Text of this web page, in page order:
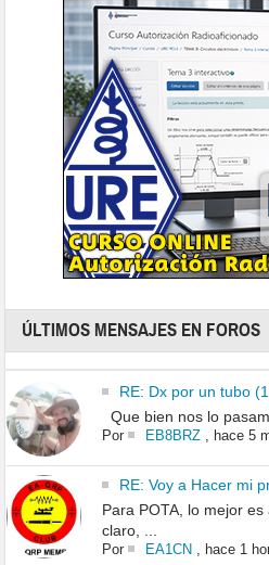
ÚLTIMOS MENSAJES EN FOROS
RE: Dx por un tubo
Que bien nos lo
Por EB8BRZ, hace 5
RE: Voy a Hacer mi
Para POTA, lo mejor
claro, ...
Por EA1CN, hace 1